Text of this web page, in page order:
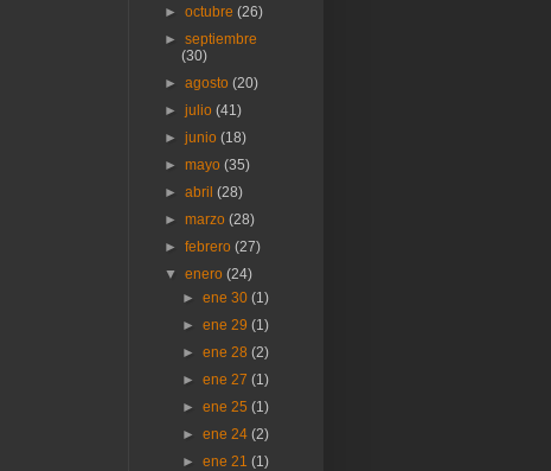
►octubre(26)
►septiembre
(30)
►agosto(20)
►julio(41)
►junio(18)
►mayo(35)
►abril(28)
►marzo(28)
►febrero(27)
▼enero(24)
► ene 30 (1)
► ene 29 (1)
► ene 28 (2)
► ene 27 (1)
► ene 25 (1)
► ene 24 (2)
► ene 21 (1)